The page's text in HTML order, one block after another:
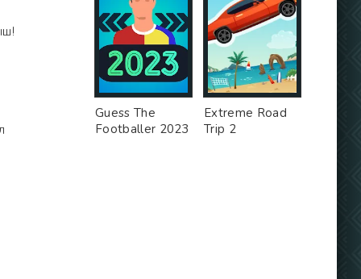
Guess The
Footballer 2023
Extreme Road
Trip 2